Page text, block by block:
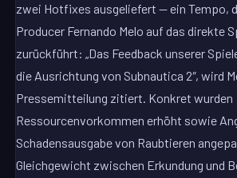
zwei Hotfixes ausgeliefert — ein Tempo,
Producer Fernando Melo auf das direkte
zurückführt: „Das Feedback unserer
die Ausrichtung von Subnautica 2″, wird
Pressemitteilung zitiert. Konkret wurden
Ressourcenvorkommen erhöht sowie
Schadensausgabe von Raubtieren
Gleichgewicht zwischen Erkundung und